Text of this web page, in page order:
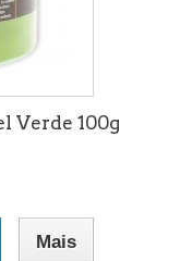
Verde 100g
Mais